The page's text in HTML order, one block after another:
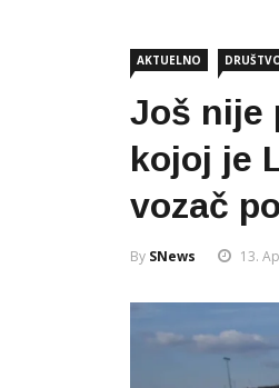
AKTUELNO
Još nije
kojoj je
vozač
By SNews 13.